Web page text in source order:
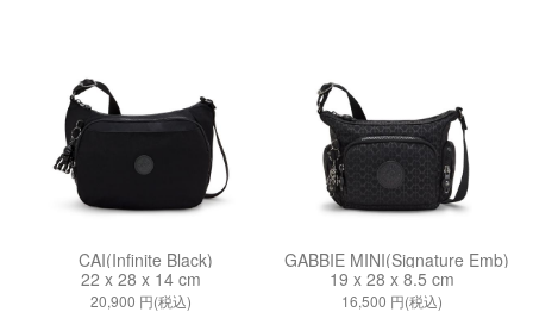
CAI(Infinite Black)
22 x 28 x 14 cm
20,900 円(税込)
GABBIE MINI(Signature Emb)
19 x 28 x 8.5 cm
16,500 円(税込)